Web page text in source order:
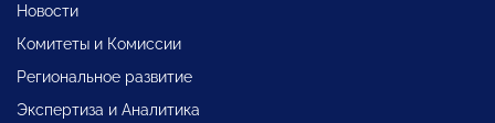
Новости
Комитеты и Комиссии
Региональное развитие
Экспертиза и Аналитика